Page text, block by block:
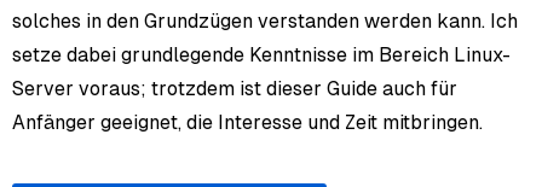
solches in den Grundzügen verstanden werden kann. Ich
setze dabei grundlegende Kenntnisse im Bereich Linux-
Server voraus; trotzdem ist dieser Guide auch für
Anfänger geeignet, die Interesse und Zeit mitbringen.